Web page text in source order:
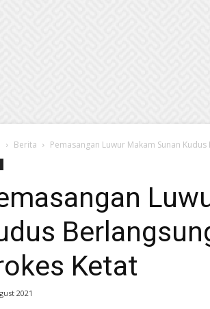
Berita Pemasangan Luwur Makam Sunan
Ketat
2021